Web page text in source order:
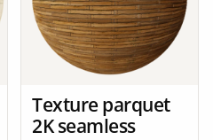
Texture parquet
2K seamless